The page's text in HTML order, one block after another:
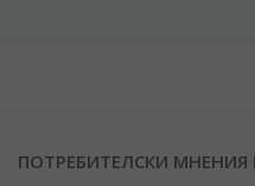
ПОТРЕБИТЕЛСКИ МНЕНИЯ